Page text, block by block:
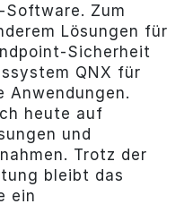
Software. Zum
Lösungen für
Sicherheit
QNX für
Anwendungen.
heute auf
und
Trotz der
bleibt das
ein